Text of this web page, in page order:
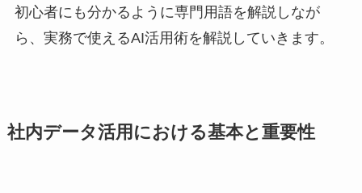
初心者にも分かるように専門用語を解説しなが
ら、実務で使えるAI活用術を解説していきます。
社内データ活用における基本と重要性